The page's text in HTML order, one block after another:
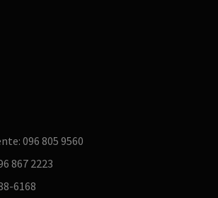
096 805 9560
867 2223
6168